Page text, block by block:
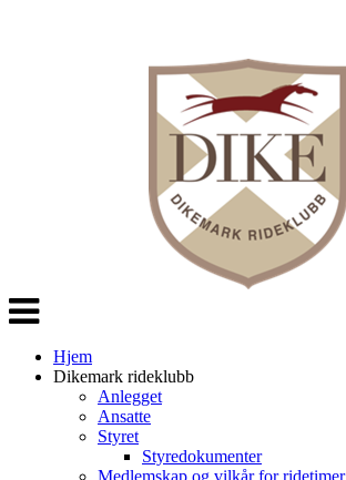
Veksle
navigasjon
Hjem
Dikemark rideklubb
Anlegget
Ansatte
Styret
Styredokumenter
Medlemskap og vilkår for ridetimer